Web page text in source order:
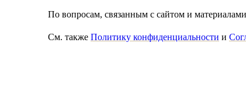
По вопросам, связанным с сайтом и
См. также Политику конфиденциальности и